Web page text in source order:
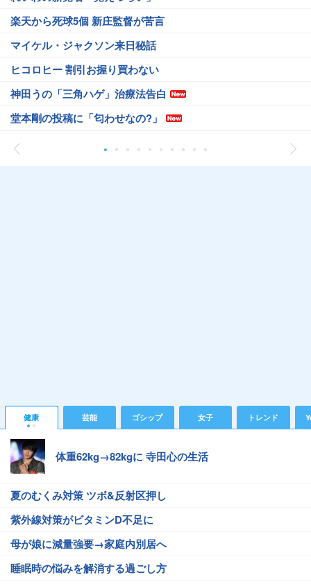
楽天から死球5個 新庄監督が苦言
マイケル・ジャクソン来日秘話
ヒコロヒー 割引お握り買わない
神田うの「三角ハゲ」治療法告白
堂本剛の投稿に「匂わせなの?」
健康 芸能 ゴシップ 女子 トレンド
体重62kg→82kgに 寺田心の生活
夏のむくみ対策 ツボ&反射区押し
紫外線対策がビタミンD不足に
母が娘に減量強要→家庭内別居へ
睡眠時の悩みを解消する過ごし方